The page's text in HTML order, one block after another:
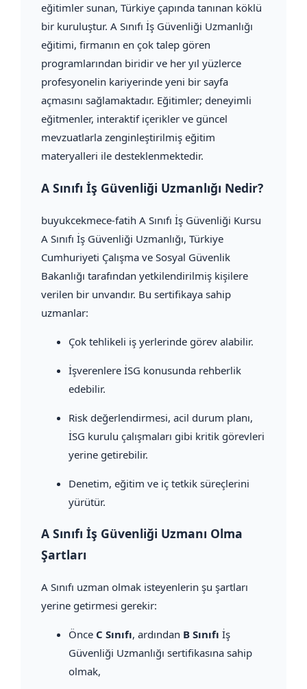
eğitimler sunan, Türkiye çapında tanınan köklü
bir kuruluştur. A Sınıfı İş Güvenliği Uzmanlığı
eğitimi, firmanın en çok talep gören
programlarından biridir ve her yıl yüzlerce
profesyonelin kariyerinde yeni bir sayfa
açmasını sağlamaktadır. Eğitimler; deneyimli
eğitmenler, interaktif içerikler ve güncel
mevzuatlarla zenginleştirilmiş eğitim
materyalleri ile desteklenmektedir.
A Sınıfı İş Güvenliği Uzmanlığı Nedir?
buyukcekmece-fatih A Sınıfı İş Güvenliği Kursu
A Sınıfı İş Güvenliği Uzmanlığı, Türkiye
Cumhuriyeti Çalışma ve Sosyal Güvenlik
Bakanlığı tarafından yetkilendirilmiş kişilere
verilen bir unvandır. Bu sertifikaya sahip
uzmanlar:
Çok tehlikeli iş yerlerinde görev alabilir.
İşverenlere İSG konusunda rehberlik
edebilir.
Risk değerlendirmesi, acil durum planı,
İSG kurulu çalışmaları gibi kritik görevleri
yerine getirebilir.
Denetim, eğitim ve iç tetkik süreçlerini
yürütür.
A Sınıfı İş Güvenliği Uzmanı Olma
Şartları
A Sınıfı uzman olmak isteyenlerin şu şartları
yerine getirmesi gerekir:
Önce C Sınıfı, ardından B Sınıfı İş
Güvenliği Uzmanlığı sertifikasına sahip
olmak,